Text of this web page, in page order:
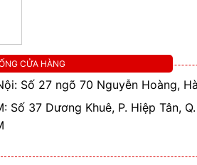
CỬA HÀNG
Số 27 ngõ 70 Nguyễn Hoàng,
Số 37 Dương Khuê, P. Hiệp Tân,